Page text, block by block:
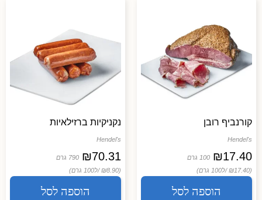
קורנביף רובן
Hendel's
₪17.40
100 גרם
(₪17.40 /
ל100 גרם)
הוספה לסל
נקניקיות ברזילאיות
Hendel's
₪70.31
790 גרם
(₪8.90 /
ל100 גרם)
הוספה לסל